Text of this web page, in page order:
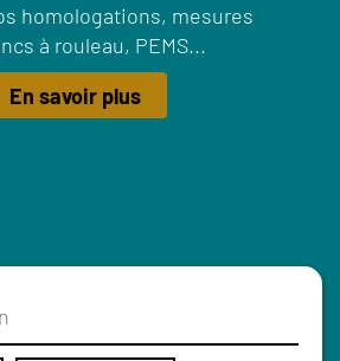
homologations, mesures
à rouleau, PEMS...
En savoir plus